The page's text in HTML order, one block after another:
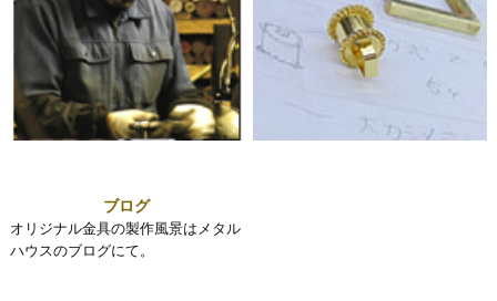
ブログ
オリジナル金具の製作風景はメタル
ハウスのブログにて。